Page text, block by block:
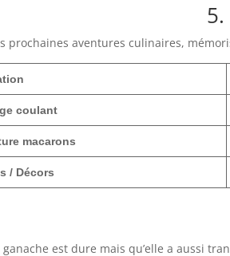
5.
prochaines aventures culinaires,
coulant
macarons
/ Décors
est dure mais qu’elle a aussi